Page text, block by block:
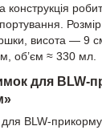
висота — 9
об’єм ≈ 330 мл.
для BLW-
BLW-